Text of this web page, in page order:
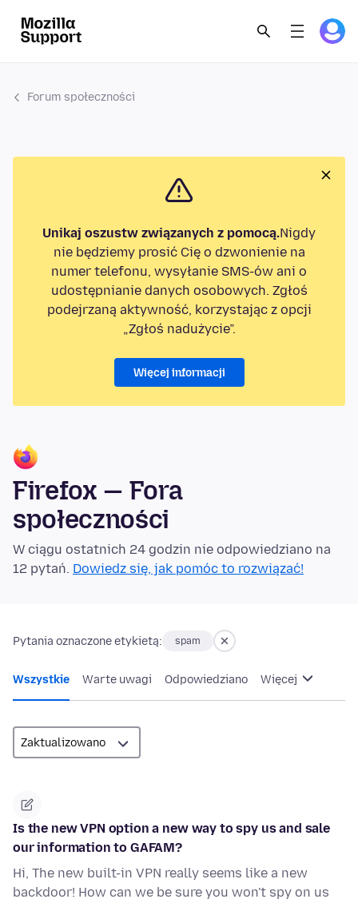
Forum społeczności
Unikaj oszustw związanych z pomocą.Nigdy
nie będziemy prosić Cię o dzwonienie na
numer telefonu, wysyłanie SMS-ów ani o
udostępnianie danych osobowych. Zgłoś
podejrzaną aktywność, korzystając z opcji
„Zgłoś nadużycie”.
Więcej informacji
Firefox — Fora
społeczności
W ciągu ostatnich 24 godzin nie odpowiedziano na
12 pytań. Dowiedz się, jak pomóc to rozwiązać!
Pytania oznaczone etykietą: spam
Wszystkie Warte uwagi Odpowiedziano Więcej
Is the new VPN option a new way to spy us and sale
our information to GAFAM?
Hi, The new built-in VPN really seems like a new
backdoor! How can we be sure you won't spy on us